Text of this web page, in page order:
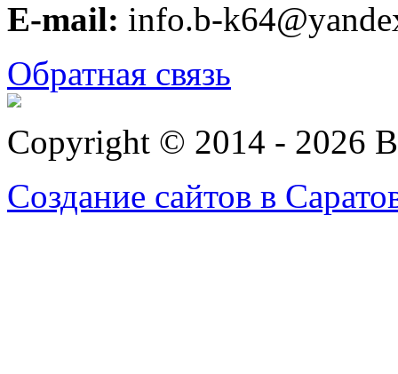
E-mail: info.b-
Обратная связь
Copyright © 2014 - 2026
Создание сайтов в